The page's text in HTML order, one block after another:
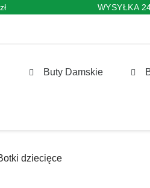
WYSYŁKA
Buty Damskie
dziecięce